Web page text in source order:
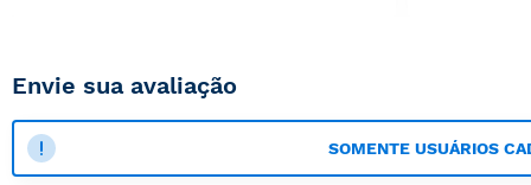
Envie sua avaliação
SOMENTE USUÁRIOS